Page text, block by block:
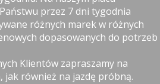
przez 7 dni tygodnia
różnych marek w różnych
dopasowanych do potrzeb
Klientów zapraszamy na
jak również na jazdę próbną.